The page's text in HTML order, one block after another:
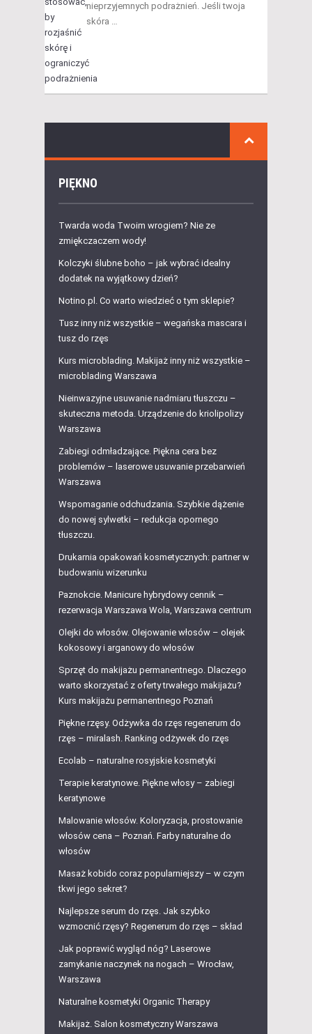
nieprzyjemnych podrażnień. Jeśli twoja
skóra …
PIĘKNO
Twarda woda Twoim wrogiem? Nie ze
zmiękczaczem wody!
Kolczyki ślubne boho – jak wybrać idealny
dodatek na wyjątkowy dzień?
Notino.pl. Co warto wiedzieć o tym sklepie?
Tusz inny niż wszystkie – wegańska mascara i
tusz do rzęs
Kurs microblading. Makijaż inny niż wszystkie –
microblading Warszawa
Nieinwazyjne usuwanie nadmiaru tłuszczu –
skuteczna metoda. Urządzenie do kriolipolizy
Warszawa
Zabiegi odmładzające. Piękna cera bez
problemów – laserowe usuwanie przebarwień
Warszawa
Wspomaganie odchudzania. Szybkie dążenie
do nowej sylwetki – redukcja opornego
tłuszczu.
Drukarnia opakowań kosmetycznych: partner w
budowaniu wizerunku
Paznokcie. Manicure hybrydowy cennik –
rezerwacja Warszawa Wola, Warszawa centrum
Olejki do włosów. Olejowanie włosów – olejek
kokosowy i arganowy do włosów
Sprzęt do makijażu permanentnego. Dlaczego
warto skorzystać z oferty trwałego makijażu?
Kurs makijażu permanentnego Poznań
Piękne rzęsy. Odżywka do rzęs regenerum do
rzęs – miralash. Ranking odżywek do rzęs
Ecolab – naturalne rosyjskie kosmetyki
Terapie keratynowe. Piękne włosy – zabiegi
keratynowe
Malowanie włosów. Koloryzacja, prostowanie
włosów cena – Poznań. Farby naturalne do
włosów
Masaż kobido coraz popularniejszy – w czym
tkwi jego sekret?
Najlepsze serum do rzęs. Jak szybko
wzmocnić rzęsy? Regenerum do rzęs – skład
Jak poprawić wygląd nóg? Laserowe
zamykanie naczynek na nogach – Wrocław,
Warszawa
Naturalne kosmetyki Organic Therapy
Makijaż. Salon kosmetyczny Warszawa